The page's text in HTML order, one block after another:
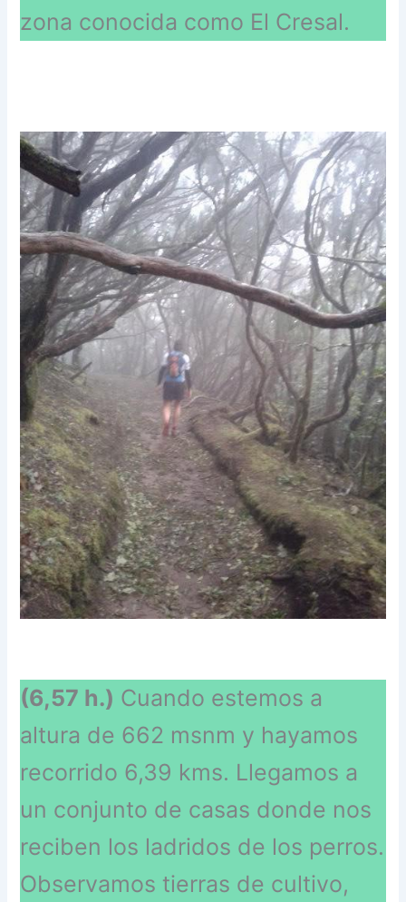
zona conocida como El Cresal.
(6,57 h.) Cuando estemos a
altura de 662 msnm y hayamos
recorrido 6,39 kms. Llegamos a
un conjunto de casas donde nos
reciben los ladridos de los perros.
Observamos tierras de cultivo,